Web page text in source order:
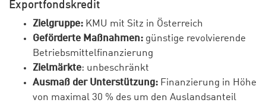
Exportfondskredit
Zielgruppe: KMU mit Sitz in Österreich
Geförderte Maßnahmen: günstige revolvierende
Betriebsmittelfinanzierung
Zielmärkte: unbeschränkt
Ausmaß der Unterstützung: Finanzierung in Höhe
von maximal 30 % des um den Auslandsanteil